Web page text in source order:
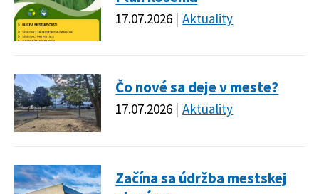
17.07.2026 Aktuality
Čo nové sa deje v meste?
17.07.2026 Aktuality
Začína sa údržba mestskej